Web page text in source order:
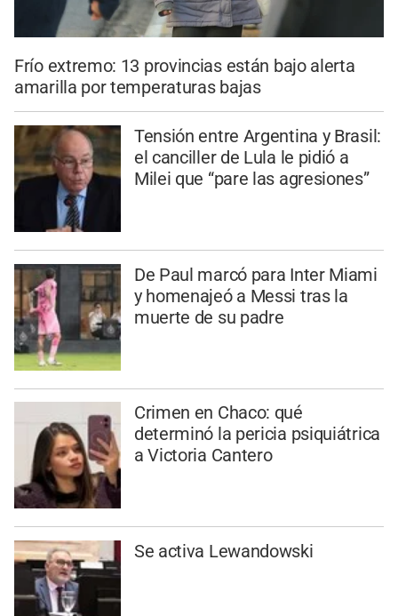
Frío extremo: 13 provincias están bajo alerta
amarilla por temperaturas bajas
Tensión entre Argentina y Brasil:
el canciller de Lula le pidió a
Milei que “pare las agresiones”
De Paul marcó para Inter Miami
y homenajeó a Messi tras la
muerte de su padre
Crimen en Chaco: qué
determinó la pericia psiquiátrica
a Victoria Cantero
Se activa Lewandowski